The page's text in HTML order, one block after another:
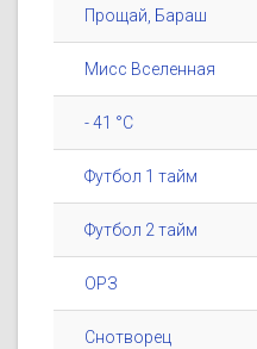
Прощай, Бараш
Мисс Вселенная
- 41 °C
Футбол 1 тайм
Футбол 2 тайм
ОРЗ
Снотворец